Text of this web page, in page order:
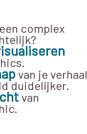
complex
van je verhaal
duidelijker.
van